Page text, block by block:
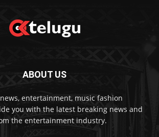
ABOUT US
entertainment, music fashion
you with the latest breaking news and
the entertainment industry.